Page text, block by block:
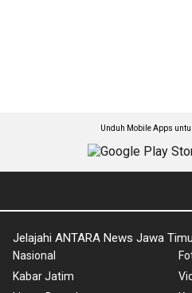
Unduh Mobile Apps
Jelajahi ANTARA News Jawa
Nasional
Kabar Jatim